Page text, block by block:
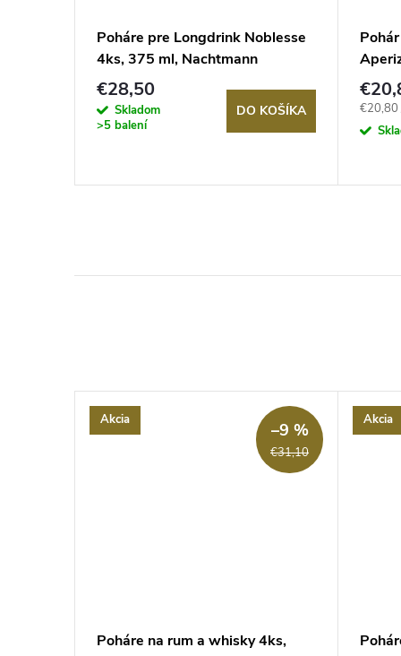
Poháre pre Longdrink Noblesse
4ks, 375 ml, Nachtmann
€28,50
Skladom
>5 balení
DO KOŠÍKA
Romo
cena:
€20,80
Akcia
€31,10
–9 %
Poháre na rum a whisky 4ks,
Akcia